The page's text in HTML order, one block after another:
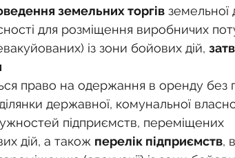
земельних торгів земельної
для розміщення виробничих
із зони бойових дій,
право на одержання в оренду без
державної, комунальної
підприємств, переміщених
дій, а також перелік підприємств,